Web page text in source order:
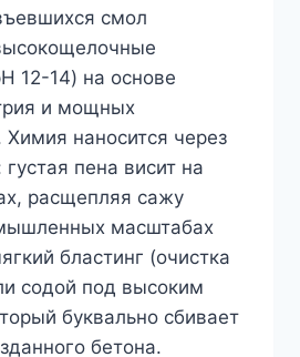
смол
12-14) на основе
и мощных
Химия наносится через
пена висит на
расщепляя сажу
масштабах
бластинг (очистка
содой под высоким
буквально сбивает
бетона.